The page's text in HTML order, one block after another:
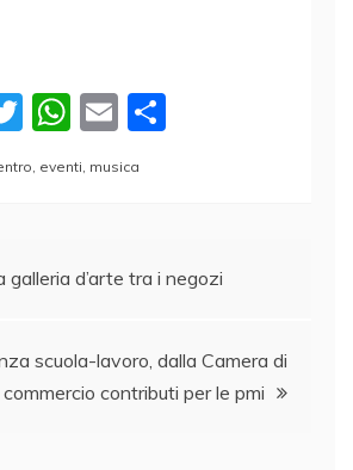
T
itt
W
h
at
A
E
m
ai
vi
di
eventi musica
galleria d’arte tra i negozi
scuola-lavoro, dalla Camera di
commercio contributi per le pmi